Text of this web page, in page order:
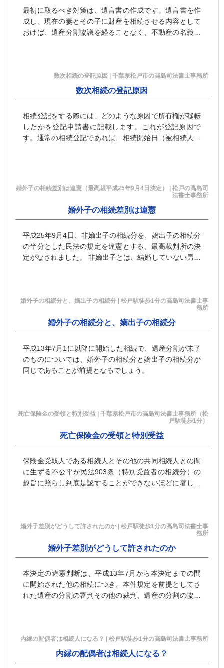
最初に取るべき対策は、遺言書の作成です。遺言書を作
成し、現在の妻とその子に財産を相続させる内容として
おけば、遺産分割協議を経ることなく、不動産の名義変
数次相続の登記原因 | 千葉県松戸市の高島司法書士事務所
数次相続の登記原因
相続登記をする際には、どのような原因で所有権が移転
したかを登記申請書に記載します。これが登記原因で
す。通常の相続登記であれば、相続開始日（被相続人の
来たとしても、その登記原因はどうなるのかが問題とな
婚外子の相続差別は違憲（最高裁平成25年9月4日決定） | 松戸の高島司
法書士事務所
婚外子の相続差別は違憲
平成25年9月4日、非嫡出子の相続分を、嫡出子の相続分
の半分とした民法の規定を違憲とする、最高裁判所の決
定がなされました。 非嫡出子とは、結婚していない男女
婚外子の相続分と、嫡出子の相続分 | 松戸駅徒歩1分の高島司法書士事
務所
婚外子の相続分と、嫡出子の相続分
平成13年7月1に以降に開始した相続で、遺産分割が未了
のものについては、婚外子の相続分と嫡出子の相続分が
同じであることが前提となるでしょう。
死亡保険金の受領と特別受益 | 千葉県松戸市の高島司法書士事務所（松
戸駅徒歩1分）
死亡保険金の受領と特別受益
保険金受取人である相続人とその他の共同相続人との間
に生ずる不公平が民法903条（特別受益者の相続分）の
趣旨に照らし到底是認することができないほどに著しい
る。
婚外子差別がどうして許されたのか | 松戸駅徒歩1分の高島司法書士事
務所
婚外子差別がどうして許されたのか
本決定の違憲判断は、平成13年7月から本決定までの間
に開始された他の相続につき、本件規定を前提としてさ
れた遺産の分割の審判その他の裁判、遺産の分割の協議
内縁の配偶者は相続人になる？ | 松戸駅徒歩1分の高島司法書士事務所
内縁の配偶者は相続人になる？